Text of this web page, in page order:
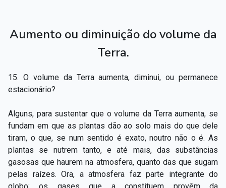
Aumento ou diminuição do volume da
Terra.
15. O volume da Terra aumenta, diminui, ou permanece
estacionário?
Alguns, para sustentar que o volume da Terra aumenta, se
fundam em que as plantas dão ao solo mais do que dele
tiram, o que, se num sentido é exato, noutro não o é. As
plantas se nutrem tanto, e até mais, das substâncias
gasosas que haurem na atmosfera, quanto das que sugam
pelas raízes. Ora, a atmosfera faz parte integrante do